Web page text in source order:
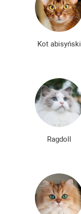
Kot abisyński
Ragdoll